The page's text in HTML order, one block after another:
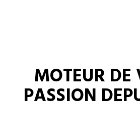
MOTEUR DE
PASSION